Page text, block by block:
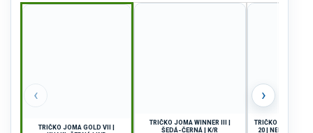
‹
TRIČKO JOMA GOLD VII |
TRIČKO JOMA WINNER III |
ŠEDÁ-ČERNÁ | K/R
TRIČKO JOMA
20 | NEBESKÁ
›